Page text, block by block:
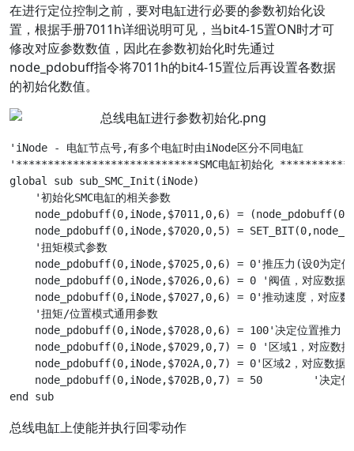
在进行定位控制之前，要对电缸进行必要的参数初始化设
置，根据手册7011h详细说明可见，当bit4-15置ON时才可
修改对应参数数值，因此在参数初始化时先通过
node_pdobuff指令将7011h的bit4-15置位后再设置各数据
的初始化数值。
'iNode - 电缸节点号,有多个电缸时由iNode区分不同电缸
'*****************************SMC电缸初始化
global sub sub_SMC_Init(iNode)
'初始化SMC电缸的相关参数
node_pdobuff(0,iNode,$7011,0,6) = (node_pdobuff(0,iNode,$7011,0,6) Or $FFF0)	'数
node_pdobuff(0,iNode,$7020,0,5) = SET_BIT(0,node_pdobuff(0,iNode,$7020,0,5))
'扭矩模式参数
node_pdobuff(0,iNode,$7025,0,6) = 0'推压力(设0为定位运
node_pdobuff(0,iNode,$7026,0,6) = 0	'阀值，对应数据字典7026h
node_pdobuff(0,iNode,$7027,0,6) = 0'推动速度，对应数
'扭矩/位置模式通用参数
node_pdobuff(0,iNode,$7028,0,6) = 100'决定位置推力，
node_pdobuff(0,iNode,$7029,0,7) = 0	'区域1，对应数据字典7029h
node_pdobuff(0,iNode,$702A,0,7) = 0'区域2，对应数据字
node_pdobuff(0,iNode,$702B,0,7) = 50	'决定位置宽度，对应数据字典702Bh
总线电缸上使能并执行回零动作